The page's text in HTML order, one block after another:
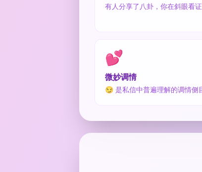
有人分享了八卦，你在斜眼看
💕
微妙调情
😏 是私信中普遍理解的调情侧